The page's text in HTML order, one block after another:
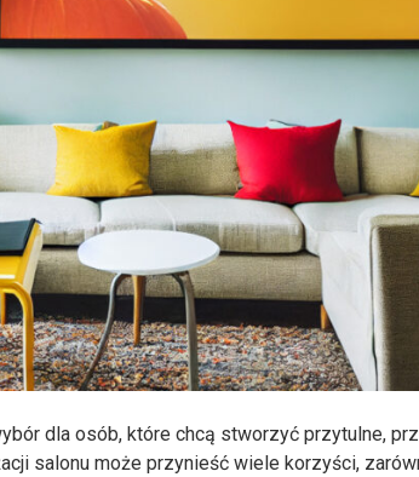
dla osób, które chcą stworzyć przytulne,
salonu może przynieść wiele korzyści,